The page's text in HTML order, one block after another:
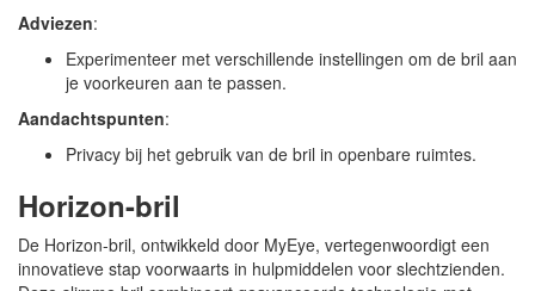
Adviezen:
Experimenteer met verschillende instellingen om de bril aan
je voorkeuren aan te passen.
Aandachtspunten:
Privacy bij het gebruik van de bril in openbare ruimtes.
Horizon-bril
De Horizon-bril, ontwikkeld door MyEye, vertegenwoordigt een
innovatieve stap voorwaarts in hulpmiddelen voor slechtzienden.